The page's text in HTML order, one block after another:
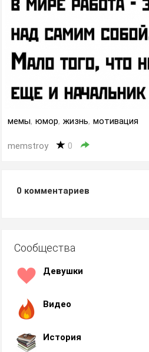
мемы, юмор, жизнь, мотивация
memstroy 0
0 комментариев
Сообщества
Девушки
Видео
История